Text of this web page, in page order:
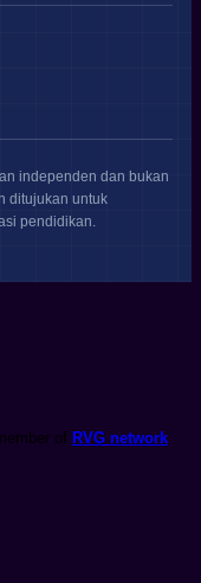
independen dan bukan
ditujukan untuk
pendidikan.
of RVG network